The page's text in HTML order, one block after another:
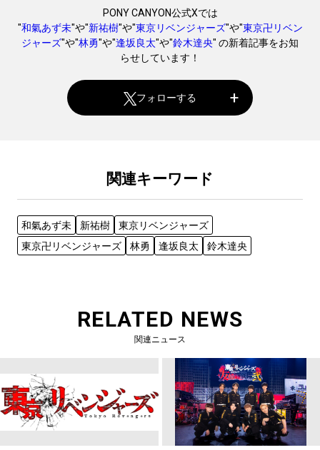
PONY CANYON公式Xでは
"和氣あず未"や"新祐樹"や"東京リベンジャーズ"や"東京卍リベン
ジャーズ"や"林勇"や"逢坂良太"や"鈴木達央" の新着記事をお知
らせしています！
フォローする
関連キーワード
和氣あず未 新祐樹
東京リベンジャーズ
東京卍リベンジャーズ
林勇 逢坂良太 鈴木達央
RELATED NEWS
関連ニュース